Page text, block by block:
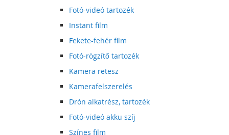
Fotó-videó tartozék
Instant film
Fekete-fehér film
Fotó-rögzítő tartozék
Kamera retesz
Kamerafelszerelés
Drón alkatrész, tartozék
Fotó-videó akku szíj
Színes film